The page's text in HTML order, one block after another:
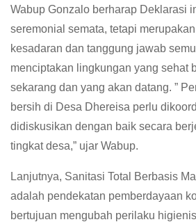
Wabup Gonzalo berharap Deklarasi
seremonial semata, tetapi
kesadaran dan tanggung jawab
menciptakan lingkungan yang sehat
sekarang dan yang akan datang. ”
bersih di Desa Dhereisa perlu
didiskusikan dengan baik secara
tingkat desa,” ujar Wabup.
Lanjutnya, Sanitasi Total Berbasis
adalah pendekatan pemberdayaan
bertujuan mengubah perilaku